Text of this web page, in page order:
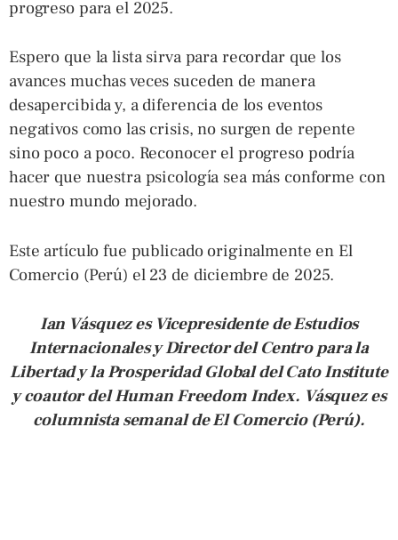
progreso para el 2025.
Espero que la lista sirva para recordar que los
avances muchas veces suceden de manera
desapercibida y, a diferencia de los eventos
negativos como las crisis, no surgen de repente
sino poco a poco. Reconocer el progreso podría
hacer que nuestra psicología sea más conforme con
nuestro mundo mejorado.
Este artículo fue publicado originalmente en El
Comercio (Perú) el 23 de diciembre de 2025.
Ian Vásquez es Vicepresidente de Estudios
Internacionales y Director del Centro para la
Libertad y la Prosperidad Global del Cato Institute
y coautor del Human Freedom Index. Vásquez es
columnista semanal de El Comercio (Perú).